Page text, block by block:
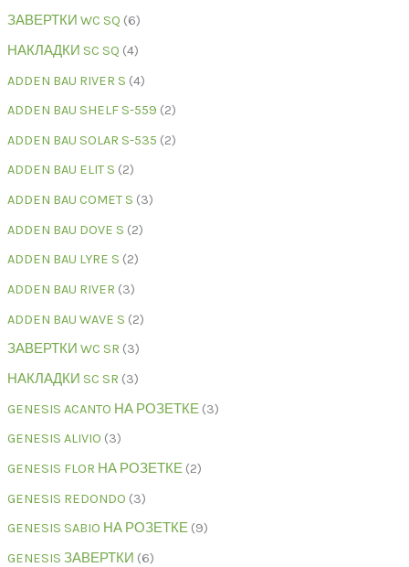
ЗАВЕРТКИ WC SQ 6
НАКЛАДКИ SC SQ 4
ADDEN BAU RIVER S 4
ADDEN BAU SHELF S-559 2
ADDEN BAU SOLAR S-535 2
ADDEN BAU ELIT S 2
ADDEN BAU COMET S 3
ADDEN BAU DOVE S 2
ADDEN BAU LYRE S 2
ADDEN BAU RIVER 3
ADDEN BAU WAVE S 2
ЗАВЕРТКИ WC SR 3
НАКЛАДКИ SC SR 3
GENESIS ACANTO НА РОЗЕТКЕ 3
GENESIS ALIVIO 3
GENESIS FLOR НА РОЗЕТКЕ 2
GENESIS REDONDO 3
GENESIS SABIO НА РОЗЕТКЕ 9
GENESIS ЗАВЕРТКИ 6